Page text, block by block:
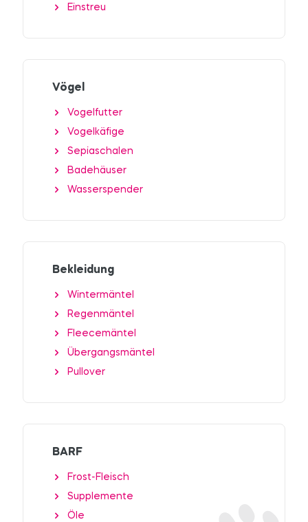
Einstreu
Vögel
Vogelfutter
Vogelkäfige
Sepiaschalen
Badehäuser
Wasserspender
Bekleidung
Wintermäntel
Regenmäntel
Fleecemäntel
Übergangsmäntel
Pullover
BARF
Frost-Fleisch
Supplemente
Öle